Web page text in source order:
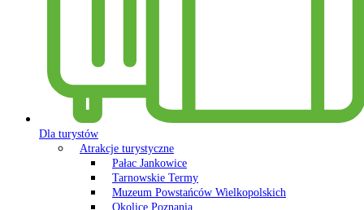
Dla turystów
Atrakcje turystyczne
Pałac Jankowice
Tarnowskie Termy
Muzeum Powstańców Wielkopolskich
Okolice Poznania